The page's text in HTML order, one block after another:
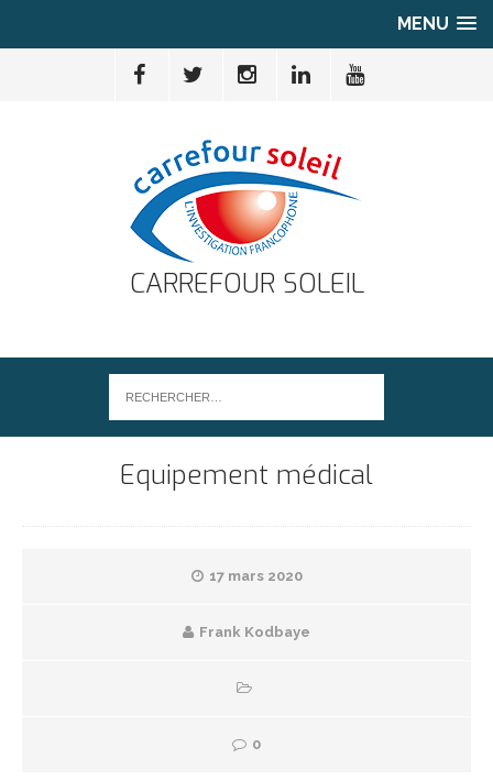
MENU
CARREFOUR SOLEIL
Equipement médical
17 mars 2020
Frank Kodbaye
0